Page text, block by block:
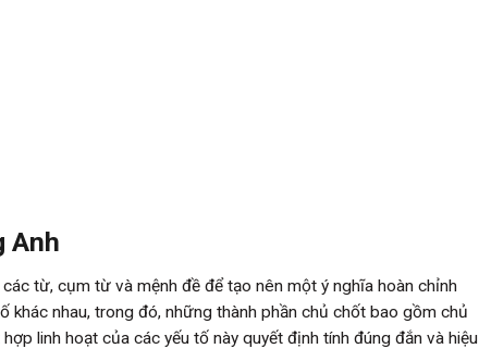
Anh
từ, cụm từ và mệnh đề để tạo nên một ý nghĩa hoàn chỉnh
nhau, trong đó, những thành phần chủ chốt bao gồm chủ
linh hoạt của các yếu tố này quyết định tính đúng đắn và hiệu